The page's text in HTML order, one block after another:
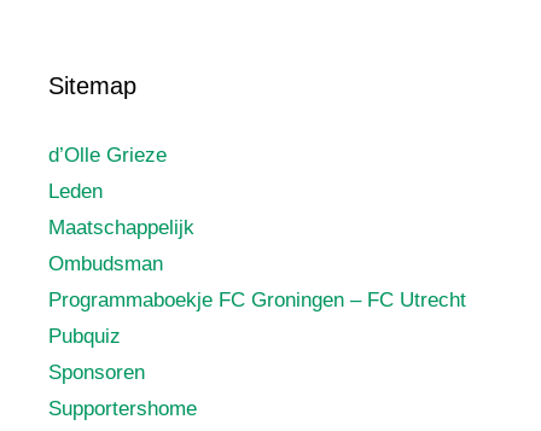
Sitemap
d’Olle Grieze
Leden
Maatschappelijk
Ombudsman
Programmaboekje FC Groningen – FC Utrecht
Pubquiz
Sponsoren
Supportershome